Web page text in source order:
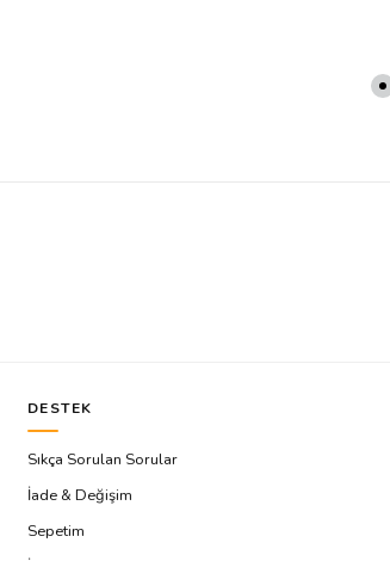
DESTEK
Sıkça Sorulan Sorular
İade & Değişim
Sepetim